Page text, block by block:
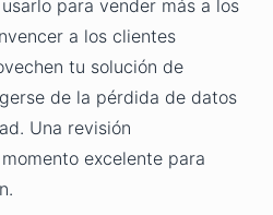
para vender más a los
a los clientes
tu solución de
de la pérdida de datos
Una revisión
excelente para